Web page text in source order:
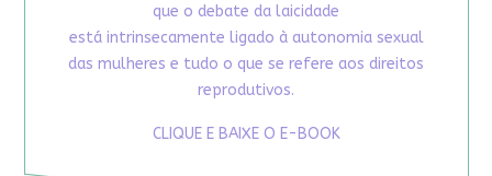
que o debate da laicidade
está intrinsecamente ligado à autonomia sexual
das mulheres e tudo o que se refere aos direitos
reprodutivos.
CLIQUE E BAIXE O E-BOOK